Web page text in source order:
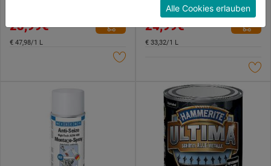
von
5
23,99€
€ 47,98/1 L
0.0 (0)
von
5
24,99€
€ 33,32/1 L
Konfigurieren" kannst du auswählen, welche Cookies
du zulassen möchtest und welche nicht.
Weitere Informationen findest du in unserer
Datenschutzerklärung.
Alle Cookies erlauben